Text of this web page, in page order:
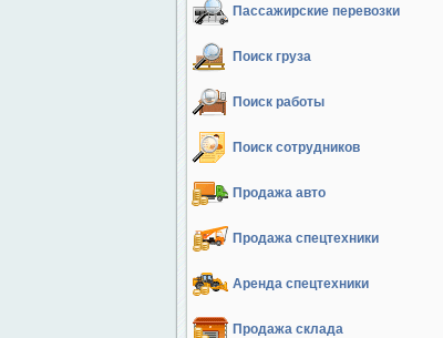
Пассажирские перевозки
Поиск груза
Поиск работы
Поиск сотрудников
Продажа авто
Продажа спецтехники
Аренда спецтехники
Продажа склада